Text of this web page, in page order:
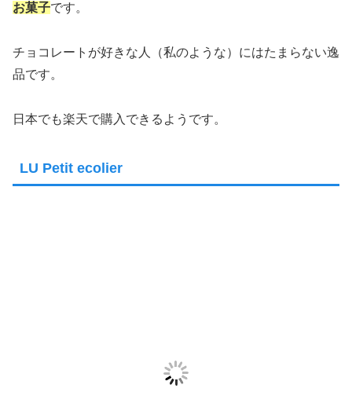
お菓子です。
チョコレートが好きな人（私のような）にはたまらない逸
品です。
日本でも楽天で購入できるようです。
LU Petit ecolier